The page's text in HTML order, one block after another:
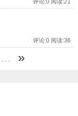
评论:0 阅读:21
评论:0 阅读:36
... »